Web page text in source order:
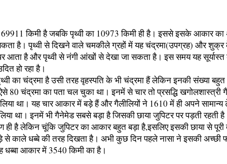
69911 किमी है जबकि पृथ्‍वी का 10973 किमी ही है। इससे इसके आकार
है। पृथ्‍वी से दिखने वाले चमकीले ग्रहों में यह चंद्रमा(उपग्रह) और शुक्र
आता है और पृथ्‍वी से नंगी आंखों से देखा जा सकता है। इस समय यह सूर्यास्‍त
हो रहा है।
का चंद्रमा है उसी तरह वृहस्‍पति के भी चंद्रमा हैं लेकिन इनकी संख्‍या
80 चंद्रमा का पता चल चुका था। इनमें से चार तो प्रसद्धि खगोलशास्‍त्री
लिया था। यह चार आकार में बड़े हैं और गैलीलियों ने 1610 में ही अपने
था। इनमें भी गैनेमेड सबसे बड़ा है जिसकी छाया ज‍ुपिटर पर पड़ती रहती
ही है लेकिन चूंकि जुपिटर का आकार बहुत बड़ा है,इसलिए इसकी छाया से
से काले धब्‍बे की तरह दिखता है। अभी कुछ दिन पहले नासा ने इसकी अच्‍छी
धब्‍बा आकार में 3540 किमी का है।